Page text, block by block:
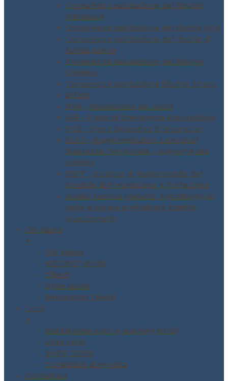
Consulenza valutazione del Rischio
Vibrazioni
Consulenza valutazione del rischio ROA
Consulenza valutazione del rischio di
fulminazione
Consulenza valutazione del Rischio
Chimico
Consulenza valutazione Rischio Stress
DUVRI
DVR – Valutazione dei rischi
PEE – Piano di Emergenza Evacuazione
POS – Piano Operativo di Sicurezza
RLST – Rappresentante Lavoratori
Sicurezza Territoriale – supporto alla
nomina
RSPP – Incarico di Responsabile del
Servizio di Prevenzione e Protezione
Analisi tecnica gratuita: sopralluogo in
sede e parere preliminare tramite
Questionario
Chi Siamo
▼
Chi Siamo
MODINETWORK
Clienti
Dove siamo
Recensioni Clienti
Corsi
▼
Piattaforma corsi e-learning MODI
Lista corsi
SHOP CORSI
Condizioni di vendita
Contattaci